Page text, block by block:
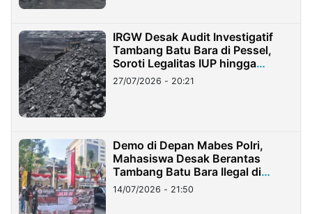
IRGW Desak Audit Investigatif
Tambang Batu Bara di Pessel,
Soroti Legalitas IUP hingga
Stockpile
27/07/2026 - 20:21
Demo di Depan Mabes Polri,
Mahasiswa Desak Berantas
Tambang Batu Bara Ilegal di
Lampung
14/07/2026 - 21:50